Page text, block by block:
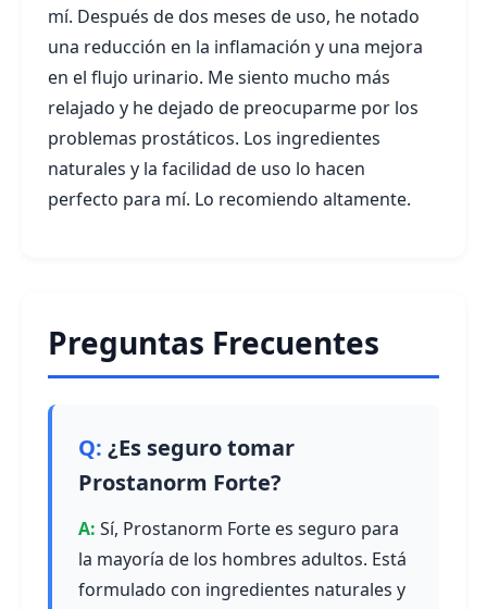
mí. Después de dos meses de uso, he notado
una reducción en la inflamación y una mejora
en el flujo urinario. Me siento mucho más
relajado y he dejado de preocuparme por los
problemas prostáticos. Los ingredientes
naturales y la facilidad de uso lo hacen
perfecto para mí. Lo recomiendo altamente.
Preguntas Frecuentes
¿Es seguro tomar
Prostanorm Forte?
Sí, Prostanorm Forte es seguro para
la mayoría de los hombres adultos. Está
formulado con ingredientes naturales y